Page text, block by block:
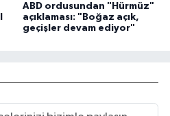
ABD ordusundan "Hürmüz"
açıklaması: "Boğaz açık,
geçişler devam ediyor"